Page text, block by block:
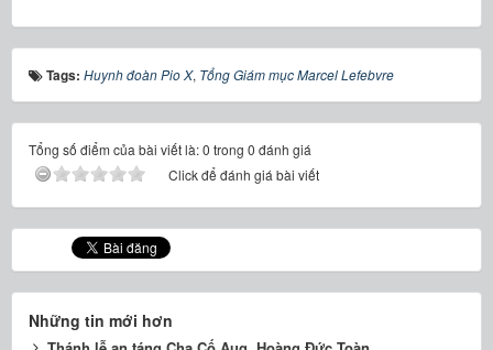
Tags: Huynh đoàn Pio X, Tổng Giám mục Marcel Lefebvre
Tổng số điểm của bài viết là: 0 trong 0 đánh giá
Click để đánh giá bài viết
Những tin mới hơn